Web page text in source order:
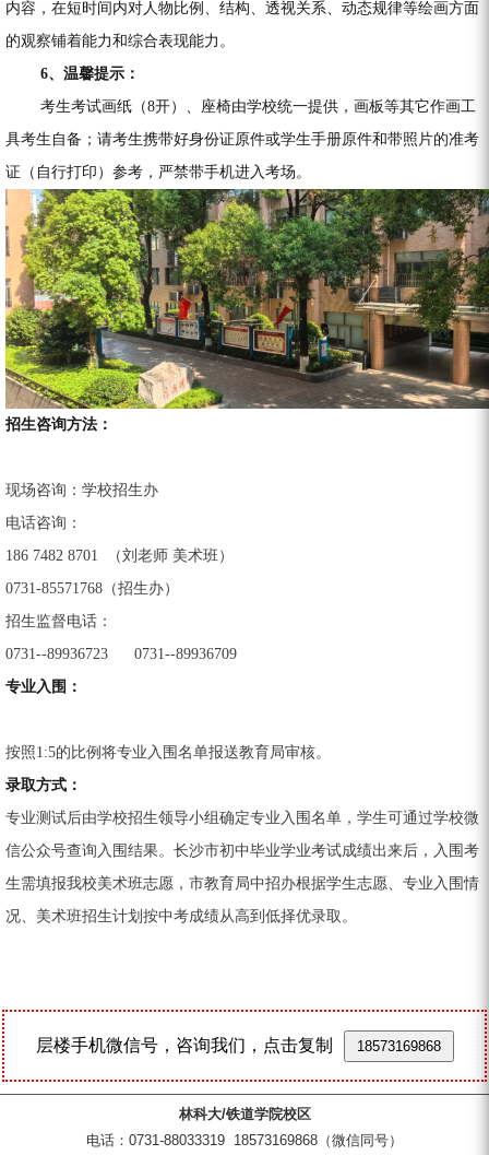
内容，在短时间内对人物比例、结构、透视关系、动态规律等绘画方面
的观察铺着能力和综合表现能力。
6、温馨提示：
考生考试画纸（8开）、座椅由学校统一提供，画板等其它作画工
具考生自备；请考生携带好身份证原件或学生手册原件和带照片的准考
证（自行打印）参考，严禁带手机进入考场。
招生咨询方法：
现场咨询：学校招生办
电话咨询：
186 7482 8701 （刘老师 美术班）
0731-85571768（招生办）
招生监督电话：
0731--89936723 0731--89936709
专业入围：
按照1:5的比例将专业入围名单报送教育局审核。
录取方式：
专业测试后由学校招生领导小组确定专业入围名单，学生可通过学校微
信公众号查询入围结果。长沙市初中毕业学业考试成绩出来后，入围考
生需填报我校美术班志愿，市教育局中招办根据学生志愿、专业入围情
况、美术班招生计划按中考成绩从高到低择优录取。
层楼手机微信号，咨询我们，点击复制 18573169868
林科大/铁道学院校区
电话：0731-88033319 18573169868（微信同号）